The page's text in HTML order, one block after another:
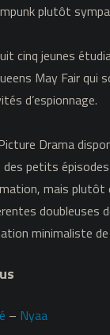
plutôt
cinq jeunes
May Fair qui
d’espionnage.
Drama
petits
mais plutôt
doubleuses
minimaliste de
– Nyaa